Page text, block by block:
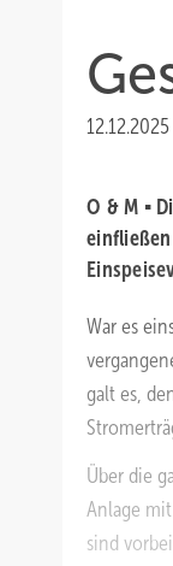
12.12.2025
O & M ▪
War es
galt es,
Über die
Anlage
sind